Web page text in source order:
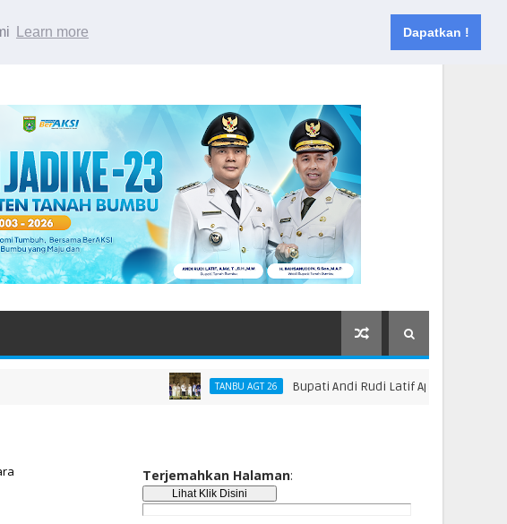
Learn more Dapatkan !
Kontak
TANBU AGT 26 Bupati Andi Rudi Latif Apresiasi Launching
Terjemahkan Halaman: